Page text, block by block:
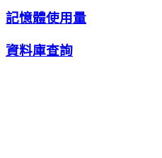
記憶體使用量
資料庫查詢